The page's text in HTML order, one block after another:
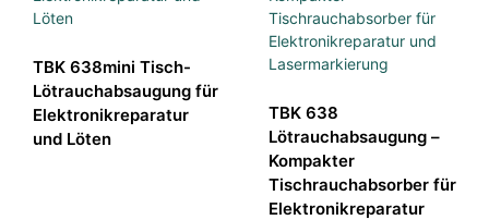
TBK 638mini Tisch-
Lötrauchabsaugung für
Elektronikreparatur
und Löten
TBK 638
Lötrauchabsaugung –
Kompakter
Tischrauchabsorber für
Elektronikreparatur